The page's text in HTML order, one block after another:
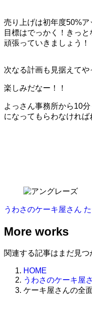
売り上げは初年度50%ア
目標はでっかく！きっ
頑張っていきましょう！
次なる計画も見据えてや
楽しみだなー！！
よっさん事務所から10
になってもらわなければ
うわさのケーキ屋さん
More works
関連する記事はまだ見つ
HOME
うわさのケーキ屋
ケーキ屋さんの全